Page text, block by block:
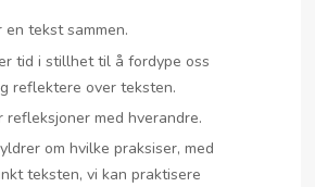
en tekst sammen.
tid i stillhet til å fordype oss
reflektere over teksten.
refleksjoner med hverandre.
om hvilke praksiser, med
teksten, vi kan praktisere